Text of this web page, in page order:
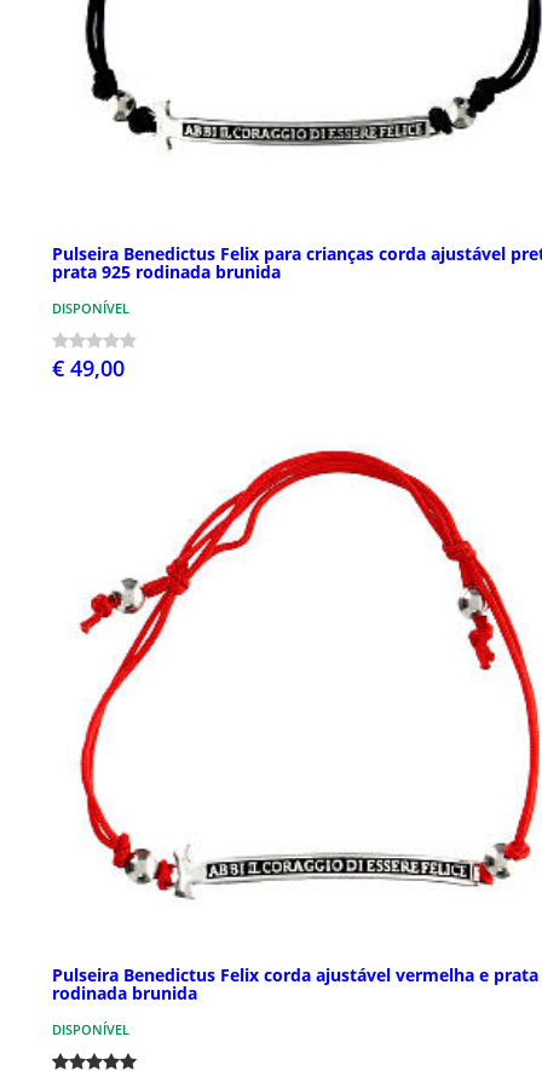
Pulseira Benedictus Felix para crianças corda ajustável
prata 925 rodinada brunida
DISPONÍVEL
€ 49,00
Pulseira Benedictus Felix corda ajustável vermelha e prata
rodinada brunida
DISPONÍVEL